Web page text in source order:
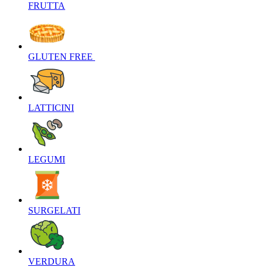
FRUTTA‎
GLUTEN FREE ‎
LATTICINI‎
LEGUMI‎
SURGELATI‎
VERDURA‎